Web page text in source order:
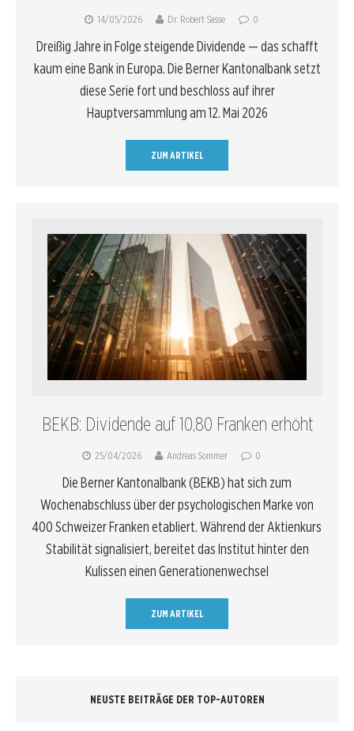
14/05/2026 Dr. Robert Sasse 0
Dreißig Jahre in Folge steigende Dividende — das schafft
kaum eine Bank in Europa. Die Berner Kantonalbank setzt
diese Serie fort und beschloss auf ihrer
Hauptversammlung am 12. Mai 2026
ZUM ARTIKEL
BEKB: Dividende auf 10,80 Franken erhöht
25/04/2026 Andreas Sommer 0
Die Berner Kantonalbank (BEKB) hat sich zum
Wochenabschluss über der psychologischen Marke von
400 Schweizer Franken etabliert. Während der Aktienkurs
Stabilität signalisiert, bereitet das Institut hinter den
Kulissen einen Generationenwechsel
ZUM ARTIKEL
NEUSTE BEITRÄGE DER TOP-AUTOREN